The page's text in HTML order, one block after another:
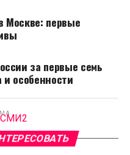
Москве: первые
за первые семь
особенности
СМИ2